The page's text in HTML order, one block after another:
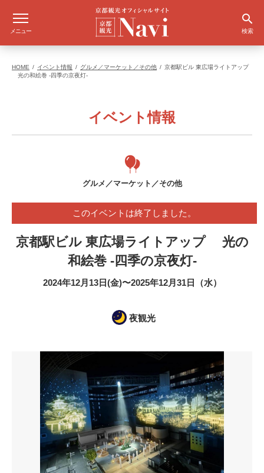
メニュー 検索
HOME イベント情報 グルメ／マーケット／その他
京都駅ビル 東広場ライトアップ
光の和絵巻 -四季の京夜灯-
イベント情報
グルメ／マーケット／その他
このイベントは終了しました。
京都駅ビル 東広場ライトアップ 光の
和絵巻 -四季の京夜灯-
2024年12月13日(金)〜2025年12月31日（水）
夜観光